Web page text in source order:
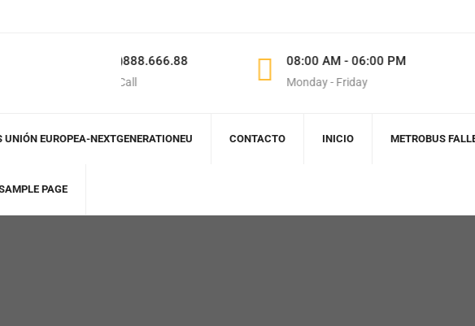
(+00)888.666.88 08:00 AM - 06:00 PM
Monday - Friday
UNIÓN EUROPEA-NEXTGENERATIONEU CONTACTO INICIO METROBUS
PAGE